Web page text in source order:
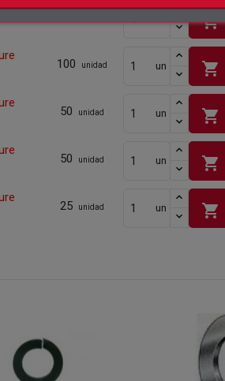
shopping_cart
100 unidad un shopping_cart
50 unidad un shopping_cart
50 unidad un shopping_cart
25 unidad un shopping_cart